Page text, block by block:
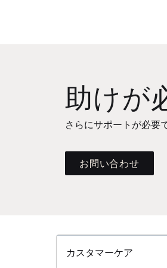
助けが
さらにサポートが必要
お問い合わせ
カスタマーケア